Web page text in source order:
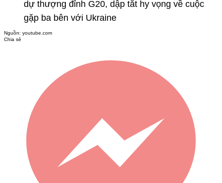
dự thượng đỉnh G20, dập tắt hy vọng về cuộc
gặp ba bên với Ukraine
Nguồn: youtube.com
Chia sẻ